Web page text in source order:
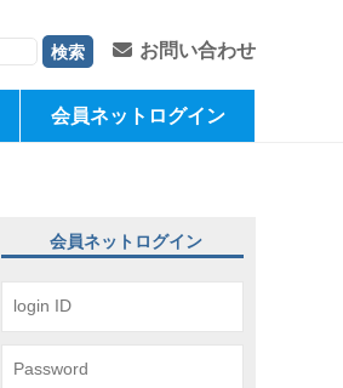
お問い合わせ
会員ネットログイン
会員ネットログイン